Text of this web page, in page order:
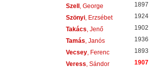
Szell, George 1897
Szönyi, Erzsébet 1924
Takács , Jenő 1902
Tamás , Janós 1936
Vecsey, Ferenc 1893
Veress , Sándor 1907